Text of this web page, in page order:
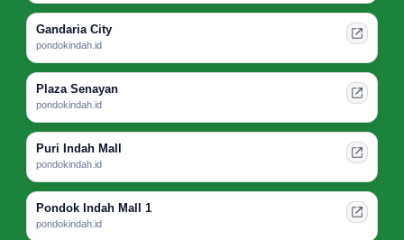
Gandaria City
pondokindah.id
Plaza Senayan
pondokindah.id
Puri Indah Mall
pondokindah.id
Pondok Indah Mall 1
pondokindah.id